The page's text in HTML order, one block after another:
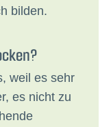
bilden.
weil es sehr
es nicht zu